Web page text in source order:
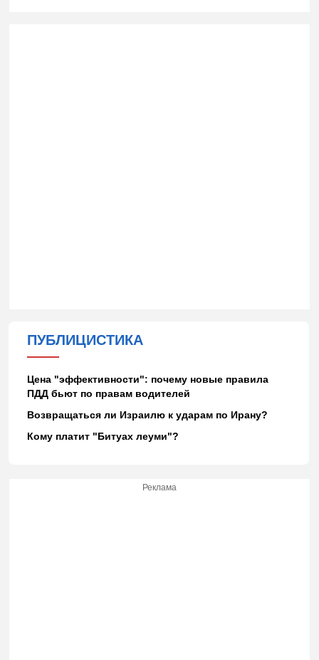
ПУБЛИЦИСТИКА
Цена "эффективности": почему новые правила
ПДД бьют по правам водителей
Возвращаться ли Израилю к ударам по Ирану?
Кому платит "Битуах леуми"?
Реклама